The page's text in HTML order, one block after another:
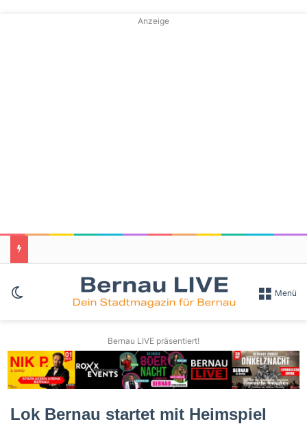
Anzeige
Skin umschalten Menü
Bernau LIVE präsentiert!
Lok Bernau startet mit Heimspiel